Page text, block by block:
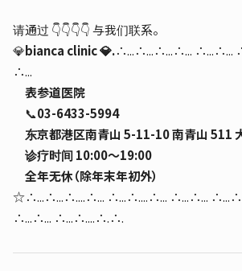
请通过 👇👇👇👇 与我们联系。
💎bianca clinic 💎.∴...∴...∴...∴... ∴...∴...
∴...
表参道医院
📞03-6433-5994
东京都港区南青山 5-11-10 南青山 511
诊疗时间 10:00～19:00
全年无休（除年末年初外）
☆∴...∴...∴....∴... ∴...∴....∴... ∴...∴...
∴...∴... ∴...∴....∴.∴.